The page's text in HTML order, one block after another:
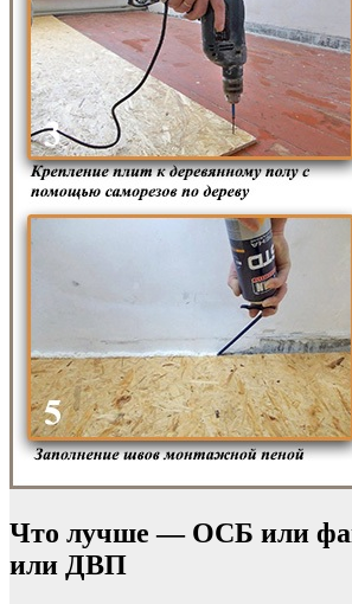
Что лучше — ОСБ или
или ДВП